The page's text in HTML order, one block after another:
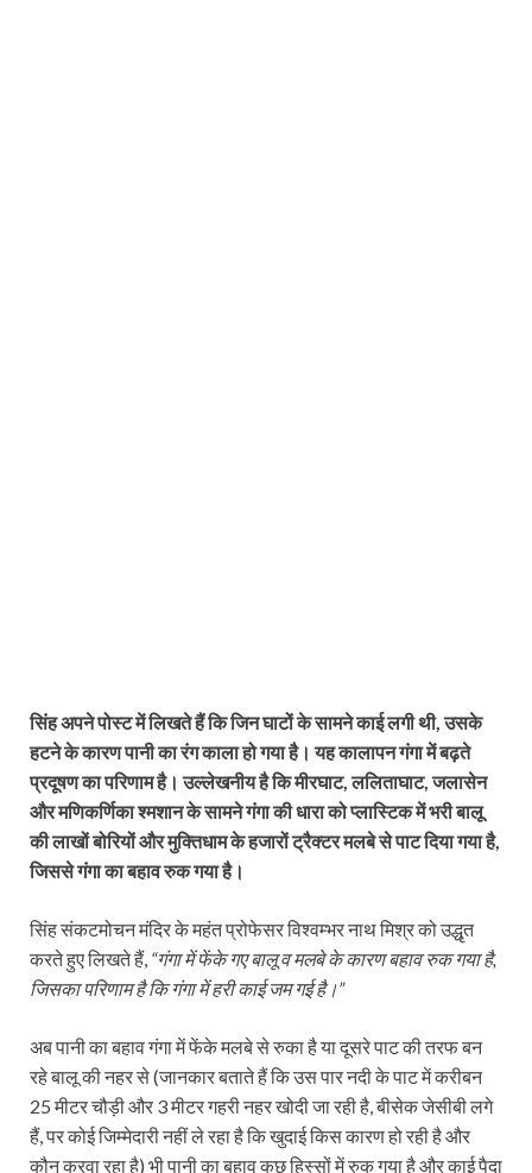
सिंह अपने पोस्ट में लिखते हैं कि जिन घाटों के सामने काई लगी थी, उसके
हटने के कारण पानी का रंग काला हो गया है। यह कालापन गंगा में बढ़ते
प्रदूषण का परिणाम है। उल्लेखनीय है कि मीरघाट, ललिताघाट, जलासेन
और मणिकर्णिका श्मशान के सामने गंगा की धारा को प्लास्टिक में भरी बालू
की लाखों बोरियों और मुक्तिधाम के हजारों ट्रैक्टर मलबे से पाट दिया गया है,
जिससे गंगा का बहाव रुक गया है।
सिंह संकटमोचन मंदिर के महंत प्रोफेसर विश्वम्भर नाथ मिश्र को उद्धृत
करते हुए लिखते हैं, “गंगा में फेंके गए बालू व मलबे के कारण बहाव रुक गया है,
जिसका परिणाम है कि गंगा में हरी काई जम गई है।”
अब पानी का बहाव गंगा में फेंके मलबे से रुका है या दूसरे पाट की तरफ बन
रहे बालू की नहर से (जानकार बताते हैं कि उस पार नदी के पाट में करीबन
25 मीटर चौड़ी और 3 मीटर गहरी नहर खोदी जा रही है, बीसेक जेसीबी लगे
हैं, पर कोई जिम्मेदारी नहीं ले रहा है कि खुदाई किस कारण हो रही है और
कौन करवा रहा है) भी पानी का बहाव कुछ हिस्सों में रुक गया है और काई पैदा